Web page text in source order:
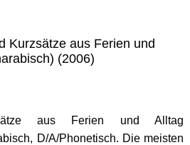
Kurzsätze aus Ferien und
(2006)
aus Ferien und Alltag
D/A/Phonetisch. Die meisten